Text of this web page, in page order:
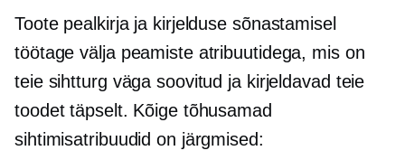
Toote pealkirja ja kirjelduse sõnastamisel
töötage välja peamiste atribuutidega, mis on
teie sihtturg väga soovitud ja kirjeldavad teie
toodet täpselt. Kõige tõhusamad
sihtimisatribuudid on järgmised: